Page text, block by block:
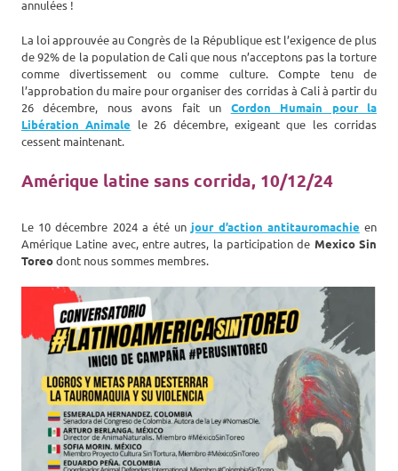
annulées !
La loi approuvée au Congrès de la République est l’exigence de plus
de 92% de la population de Cali que nous n’acceptons pas la torture
comme divertissement ou comme culture. Compte tenu de
l’approbation du maire pour organiser des corridas à Cali à partir du
26 décembre, nous avons fait un Cordon Humain pour la
Libération Animale le 26 décembre, exigeant que les corridas
cessent maintenant.
Amérique latine sans corrida, 10/12/24
Le 10 décembre 2024 a été unjour d’action antitauromachie en
Amérique Latine avec, entre autres, la participation de Mexico Sin
Toreodont nous sommes membres.